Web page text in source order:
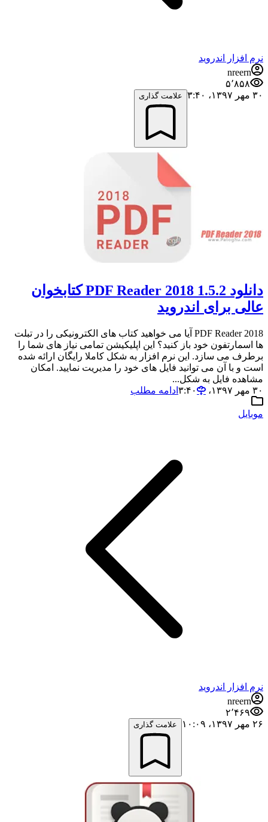
نرم افزار اندروید
nreern
۵٬۸۵۸
۳۰ مهر ۱۳۹۷،‏ ۳:۴۰
علامت گذاری
دانلود 1.5.2 PDF Reader 2018 کتابخوان
عالی برای اندروید
PDF Reader 2018 آیا می خواهید کتاب های الکترونیکی را در تبلت
ها اسمارتفون خود باز کنید؟ این اپلیکیشن تمامی نیاز های شما را
برطرف می سازد. این نرم افزار به شکل کاملا رایگان ارائه شده
است و با آن می توانید فایل های خود را مدیریت نمایید. امکان
مشاهده فایل به شکل...
۳۰ مهر ۱۳۹۷،‏ ۳:۴۰
ادامه مطلب
موبایل
نرم افزار اندروید
nreern
۲٬۴۶۹
۲۶ مهر ۱۳۹۷،‏ ۱۰:۰۹
علامت گذاری